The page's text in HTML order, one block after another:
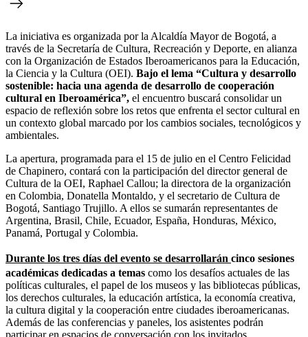
La iniciativa es organizada por la Alcaldía Mayor de Bogotá, a
través de la Secretaría de Cultura, Recreación y Deporte, en alianza
con la Organización de Estados Iberoamericanos para la Educación,
la Ciencia y la Cultura (OEI). Bajo el lema “Cultura y desarrollo
sostenible: hacia una agenda de desarrollo de cooperación
cultural en Iberoamérica”, el encuentro buscará consolidar un
espacio de reflexión sobre los retos que enfrenta el sector cultural en
un contexto global marcado por los cambios sociales, tecnológicos y
ambientales.
La apertura, programada para el 15 de julio en el Centro Felicidad
de Chapinero, contará con la participación del director general de
Cultura de la OEI, Raphael Callou; la directora de la organización
en Colombia, Donatella Montaldo, y el secretario de Cultura de
Bogotá, Santiago Trujillo. A ellos se sumarán representantes de
Argentina, Brasil, Chile, Ecuador, España, Honduras, México,
Panamá, Portugal y Colombia.
Durante los tres días del evento se desarrollarán cinco sesiones
académicas dedicadas a temas como los desafíos actuales de las
políticas culturales, el papel de los museos y las bibliotecas públicas,
los derechos culturales, la educación artística, la economía creativa,
la cultura digital y la cooperación entre ciudades iberoamericanas.
Además de las conferencias y paneles, los asistentes podrán